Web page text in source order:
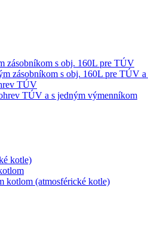
zásobníkom s obj. 160L pre TÚV
zásobníkom s obj. 160L pre TÚV
TÚV
TÚV a s jedným výmenníkom
kotle)
kotlom (atmosférické kotle)